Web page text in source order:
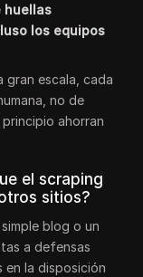
huellas
los equipos
gran escala, cada
no de
ahorran
el scraping
sitios?
blog o un
a defensas
la disposición